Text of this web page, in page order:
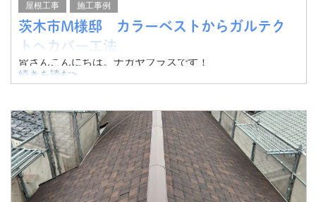
屋根工事 施工事例
茨木市M様邸 カラーベストからガルテク
トへカバー工法
皆さんこんにちは。ナガヤプラスです！
今回は茨木市M様邸にて、カラーベストからガルテクトへ
その様子をご紹介したいと思います。
屋根の片側に太陽光パネル
続きを読む>